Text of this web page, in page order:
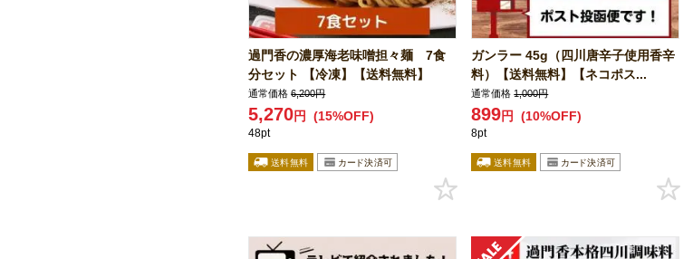
過門香の濃厚海老味噌担々麺 7食
分セット 【冷凍】【送料無料】
通常価格 6,200円
5,270円 (15%OFF)
48pt
ガンラー 45g（四川唐辛子使用香辛
料）【送料無料】【ネコポス...
通常価格 1,000円
899円 (10%OFF)
8pt